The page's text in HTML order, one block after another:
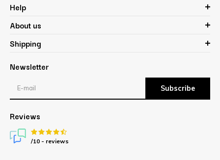
Help
About us
Shipping
Newsletter
Subscribe
Reviews
/10 - reviews